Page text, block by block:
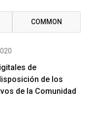
COMMON
de
de los
de la Comunidad